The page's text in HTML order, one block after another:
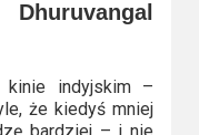
indyjskim –
że kiedyś mniej